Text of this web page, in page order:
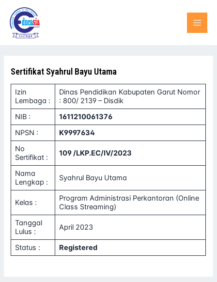
konten
Sertifikat Syahrul Bayu Utama
Izin
Lembaga :
Dinas Pendidikan Kabupaten Garut Nomor
: 800/ 2139 – Disdik
NIB :
1611210061376
NPSN :
K9997634
No
Sertifikat :
109 /LKP.EC/IV/2023
Nama
Lengkap :
Syahrul Bayu Utama
Kelas :
Program Administrasi Perkantoran (Online
Class Streaming)
Tanggal
Lulus :
April 2023
Status : Registered